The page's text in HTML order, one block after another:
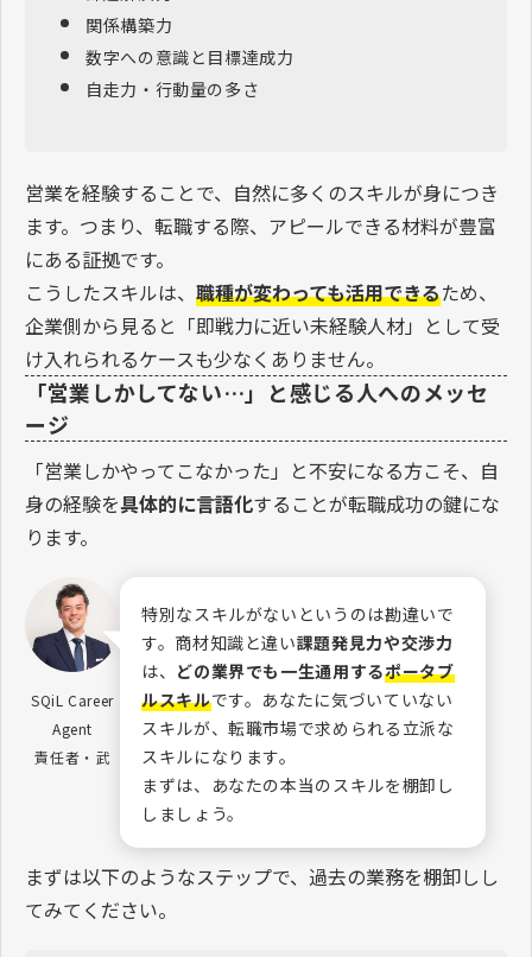
関係構築力
数字への意識と目標達成力
自走力・行動量の多さ
営業を経験することで、自然に多くのスキルが身につき
ます。つまり、転職する際、アピールできる材料が豊富
にある証拠です。
こうしたスキルは、 職種が変わっても活用できるため、
企業側から見ると「即戦力に近い未経験人材」として受
け入れられるケースも少なくありません。
「営業しかしてない…」と感じる人へのメッセ
ージ
「営業しかやってこなかった」と不安になる方こそ、自
身の経験を具体的に言語化することが転職成功の鍵にな
ります。
SQiL Career
Agent
責任者・武
特別なスキルがないというのは勘違いで
す。商材知識と違い課題発見力や交渉力
は、 どの業界でも一生通用するポータブ
ルスキルです。あなたに気づいていない
スキルが、転職市場で求められる立派な
スキルになります。
まずは、あなたの本当のスキルを棚卸し
しましょう。
まずは以下のようなステップで、過去の業務を棚卸しし
てみてください。